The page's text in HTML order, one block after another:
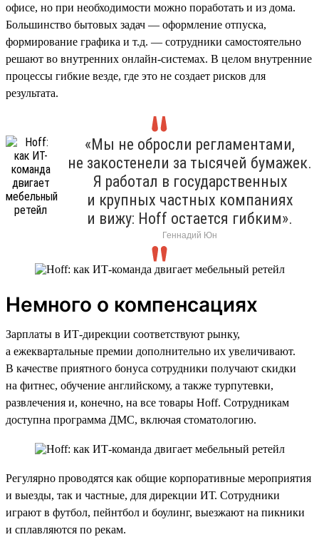
офисе, но при необходимости можно поработать и из дома.
Большинство бытовых задач — оформление отпуска,
формирование графика и т.д. — сотрудники самостоятельно
решают во внутренних онлайн-системах. В целом внутренние
процессы гибкие везде, где это не создает рисков для
результата.
«Мы не обросли регламентами,
не закостенели за тысячей бумажек.
Я работал в государственных
и крупных частных компаниях
и вижу: Hoff остается гибким».
Геннадий Юн
Немного о компенсациях
Зарплаты в ИТ-дирекции соответствуют рынку,
а ежеквартальные премии дополнительно их увеличивают.
В качестве приятного бонуса сотрудники получают скидки
на фитнес, обучение английскому, а также турпутевки,
развлечения и, конечно, на все товары Hoff. Сотрудникам
доступна программа ДМС, включая стоматологию.
Регулярно проводятся как общие корпоративные мероприятия
и выезды, так и частные, для дирекции ИТ. Сотрудники
играют в футбол, пейнтбол и боулинг, выезжают на пикники
и сплавляются по рекам.